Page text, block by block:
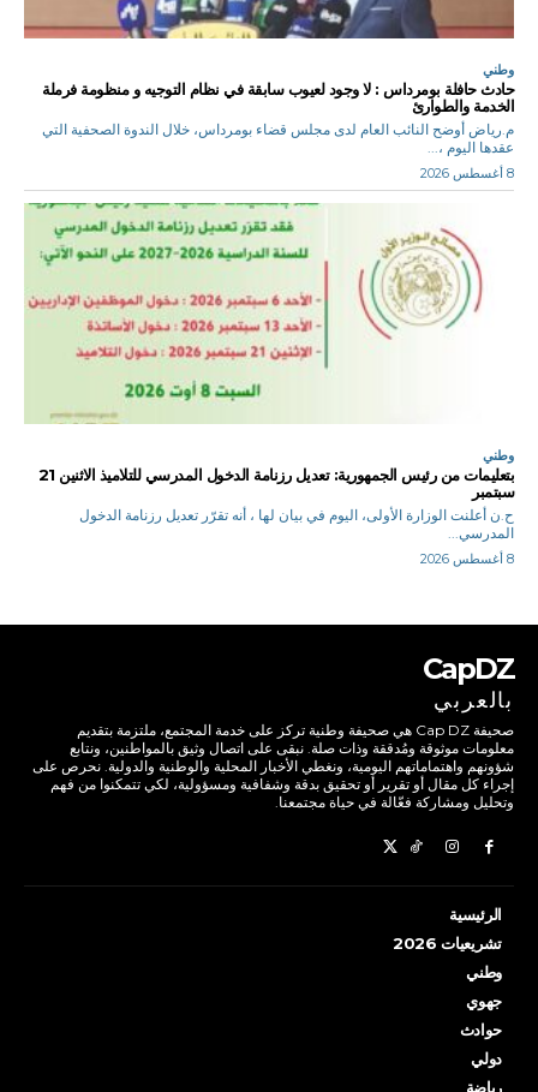
وطني
حادث حافلة بومرداس : لا وجود لعيوب سابقة في نظام التوجيه و منظومة فرملة
الخدمة والطوارئ
م.رياض أوضح النائب العام لدى مجلس قضاء بومرداس، خلال الندوة الصحفية التي
عقدها اليوم ،...
8 أغسطس 2026
وطني
بتعليمات من رئيس الجمهورية: تعديل رزنامة الدخول المدرسي للتلاميذ الاثنين 21
سبتمبر
ح.ن أعلنت الوزارة الأولى، اليوم في بيان لها ، أنه تقرّر تعديل رزنامة الدخول
المدرسي...
8 أغسطس 2026
CapDZ
بالعربي
صحيفة Cap DZ هي صحيفة وطنية تركز على خدمة المجتمع، ملتزمة بتقديم
معلومات موثوقة ومُدققة وذات صلة. نبقى على اتصال وثيق بالمواطنين، ونتابع
شؤونهم واهتماماتهم اليومية، ونغطي الأخبار المحلية والوطنية والدولية. نحرص على
إجراء كل مقال أو تقرير أو تحقيق بدقة وشفافية ومسؤولية، لكي تتمكنوا من فهم
وتحليل ومشاركة فعّالة في حياة مجتمعنا.
الرئيسية
تشريعيات 2026
وطني
جهوي
حوادث
دولي
رياضة